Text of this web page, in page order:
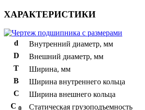
ХАРАКТЕРИСТИКИ
d Внутренний диаметр, мм
D
Внешний диаметр, мм
T
Ширина, мм
B
Ширина внутреннего кольца
С
Ширина внешнего кольца
С 0 Статическая грузоподъемность